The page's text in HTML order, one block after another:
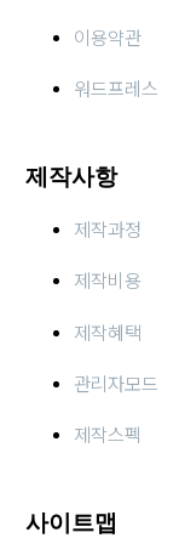
이용약관
워드프레스
제작사항
제작과정
제작비용
제작혜택
관리자모드
제작스펙
사이트맵